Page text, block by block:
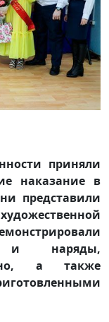
приняли
наказание в
представили
и наряды,
а также